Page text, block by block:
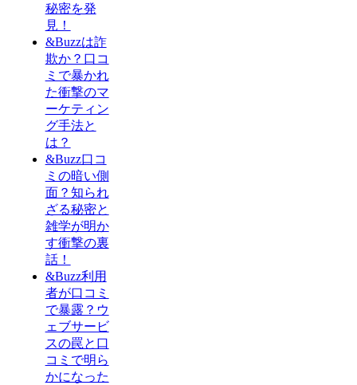
秘密を発
見！
&Buzzは詐
欺か？口コ
ミで暴かれ
た衝撃のマ
ーケティン
グ手法と
は？
&Buzz口コ
ミの暗い側
面？知られ
ざる秘密と
雑学が明か
す衝撃の裏
話！
&Buzz利用
者が口コミ
で暴露？ウ
ェブサービ
スの罠と口
コミで明ら
かになった